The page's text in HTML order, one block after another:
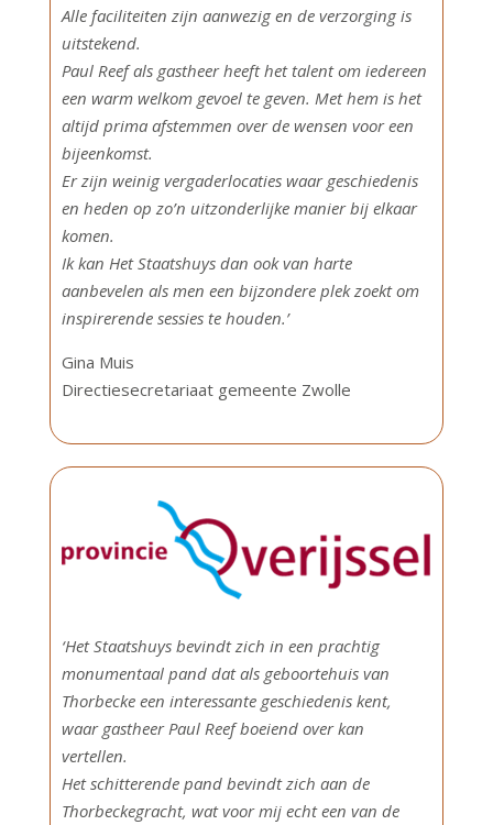
Alle faciliteiten zijn aanwezig en de verzorging is
uitstekend.
Paul Reef als gastheer heeft het talent om iedereen
een warm welkom gevoel te geven. Met hem is het
altijd prima afstemmen over de wensen voor een
bijeenkomst.
Er zijn weinig vergaderlocaties waar geschiedenis
en heden op zo’n uitzonderlijke manier bij elkaar
komen.
Ik kan Het Staatshuys dan ook van harte
aanbevelen als men een bijzondere plek zoekt om
inspirerende sessies te houden.’
Gina Muis
Directiesecretariaat gemeente Zwolle
‘Het Staatshuys bevindt zich in een prachtig
monumentaal pand dat als geboortehuis van
Thorbecke een interessante geschiedenis kent,
waar gastheer Paul Reef boeiend over kan
vertellen.
Het schitterende pand bevindt zich aan de
Thorbeckegracht, wat voor mij echt een van de